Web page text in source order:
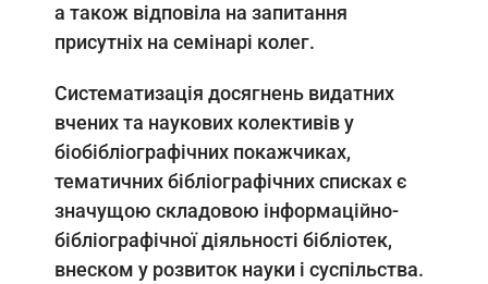
а також відповіла на запитання
присутніх на семінарі колег.
Систематизація досягнень видатних
вчених та наукових колективів у
біобібліографічних покажчиках,
тематичних бібліографічних списках є
значущою складовою інформаційно-
бібліографічної діяльності бібліотек,
внеском у розвиток науки і суспільства.